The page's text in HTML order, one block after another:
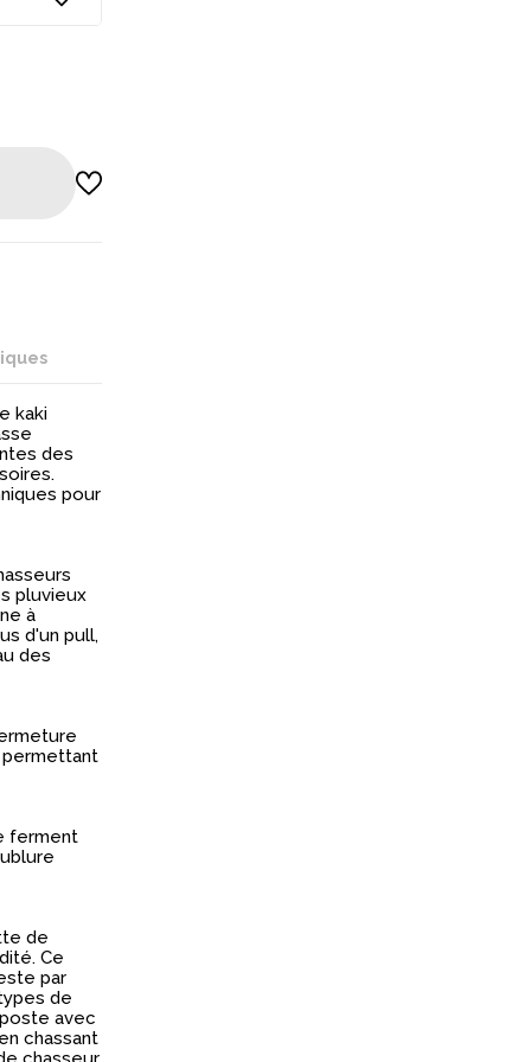
kaki
des
pour
pluvieux
à
d'un pull,
des
ferment
de
Ce
par
de
avec
chassant
et profitez
d'achats
à
conseils